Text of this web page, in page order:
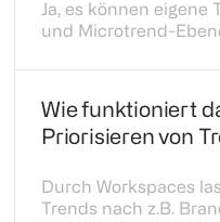
Ja, es können eigene
und Microtrend-
Wie funktioniert
Priorisieren von
Durch Workspaces
Trends nach z.B.